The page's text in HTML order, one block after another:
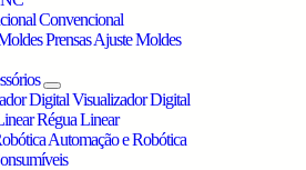
Convencional
Prensas Ajuste Moldes
DigitalVisualizador Digital
Régua Linear
Automação e Robótica